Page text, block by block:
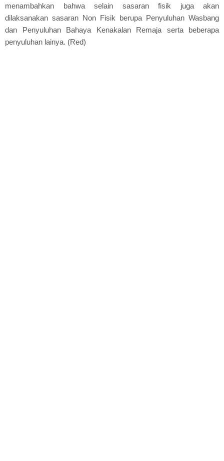
menambahkan bahwa selain sasaran fisik juga akan
dilaksanakan sasaran Non Fisik berupa Penyuluhan Wasbang
dan Penyuluhan Bahaya Kenakalan Remaja serta beberapa
penyuluhan lainya. (Red)